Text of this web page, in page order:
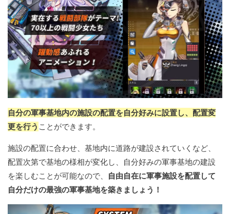
自分の軍事基地内の施設の配置を自分好みに設置し、配置変
更を行う ことができます。
施設の配置に合わせ、基地内に道路が建設されていくなど、
配置次第で基地の様相が変化し、自分好みの軍事基地の建設
を楽しむことが可能なので、
自由自在に軍事施設を配置して
自分だけの最強の軍事基地を築きましょう！